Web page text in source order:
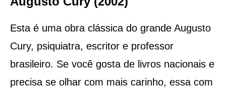
Esta é uma obra clássica do grande Augusto
Cury, psiquiatra, escritor e professor
brasileiro. Se você gosta de livros nacionais e
precisa se olhar com mais carinho, essa com